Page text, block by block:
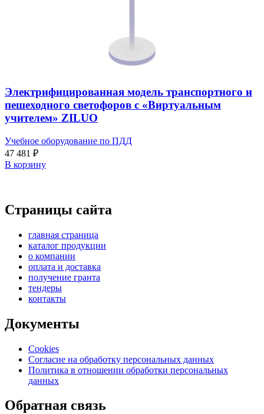
Электрифицированная модель транспортного и
пешеходного светофоров с «Виртуальным
учителем» ZILUO
Учебное оборудование по ПДД
47 481 ₽
В корзину
Страницы сайта
главная страница
каталог продукции
о компании
оплата и доставка
получение гранта
тендеры
контакты
Документы
Cookies
Согласие на обработку персональных данных
Политика в отношении обработки персональных
данных
Обратная связь